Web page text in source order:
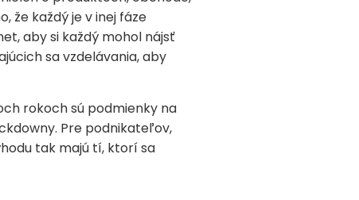
že každý je v inej fáze
aby si každý mohol nájsť
sa vzdelávania, aby
rokoch sú podmienky na
Pre podnikateľov,
tak majú tí, ktorí sa